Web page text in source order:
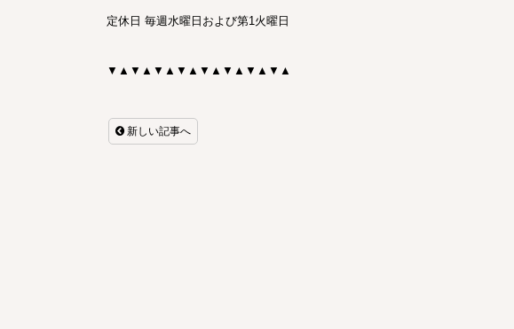
定休日 毎週水曜日および第1火曜日
▼▲▼▲▼▲▼▲▼▲▼▲▼▲▼▲
新しい記事へ